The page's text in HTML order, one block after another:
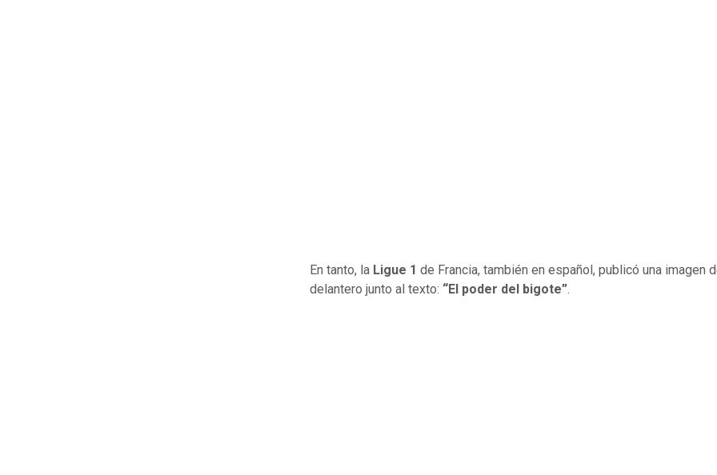
En tanto, la Ligue 1 de Francia, también en español, publicó una imagen
delantero junto al texto: “El poder del bigote”